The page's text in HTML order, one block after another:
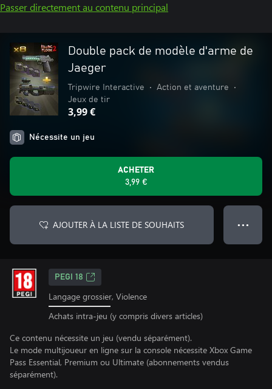
Passer directement au contenu principal
Double pack de modèle d'arme de
Jaeger
Tripwire Interactive • Action et aventure
•
Jeux de tir
3,99 €
Nécessite un jeu
ACHETER
3,99 €
AJOUTER À LA LISTE DE SOUHAITS ● ● ●
PEGI 18
Langage grossier, Violence
Achats intra-jeu (y compris divers articles)
Ce contenu nécessite un jeu (vendu séparément).
Le mode multijoueur en ligne sur la console nécessite Xbox Game
Pass Essential, Premium ou Ultimate (abonnements vendus
séparément).